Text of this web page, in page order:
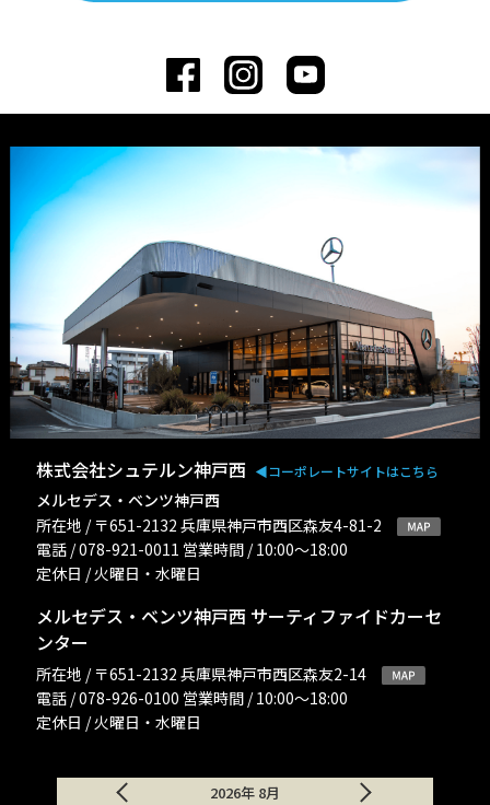
株式会社シュテルン神戸西 ◀︎コーポレートサイトはこちら
メルセデス・ベンツ神戸西
所在地 / 〒651-2132 兵庫県神戸市西区森友4-81-2
電話 / 078-921-0011 営業時間 / 10:00〜18:00
定休日 / 火曜日・水曜日
メルセデス・ベンツ神戸西 サーティファイドカーセ
ンター
所在地 / 〒651-2132 兵庫県神戸市西区森友2-14
電話 / 078-926-0100 営業時間 / 10:00〜18:00
定休日 / 火曜日・水曜日
2026年 8月